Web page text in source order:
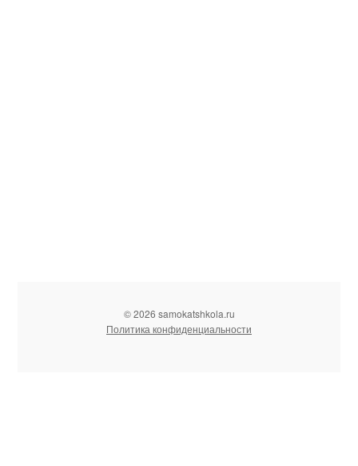
© 2026 samokatshkola.ru
Политика конфиденциальности